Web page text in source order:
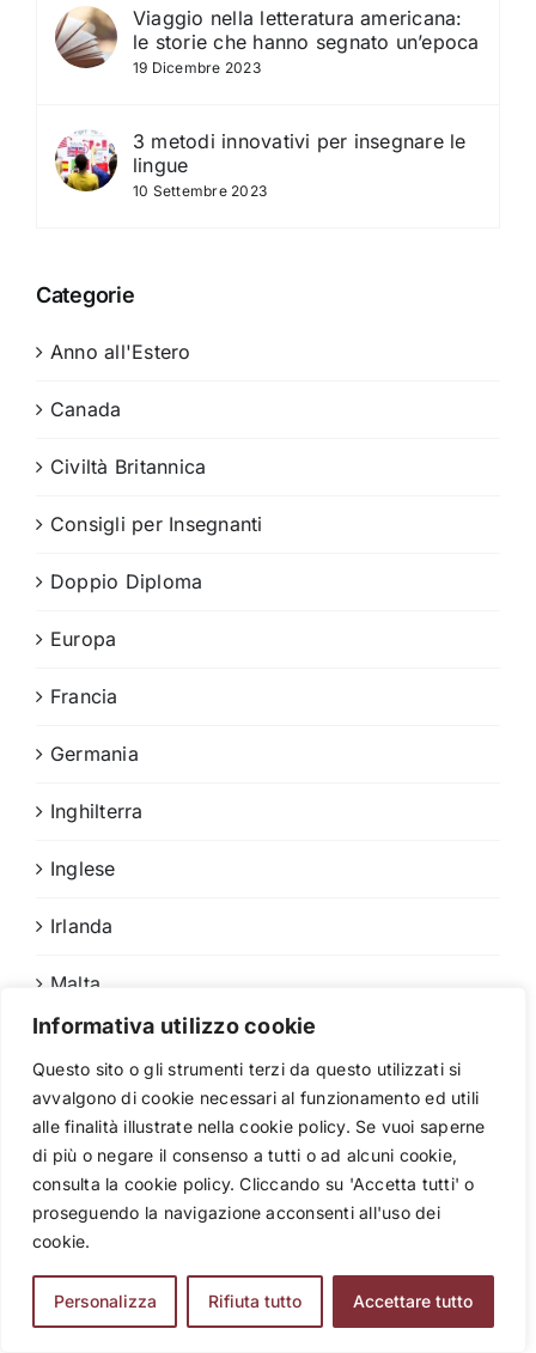
Informativa utilizzo cookie
Questo sito o gli strumenti terzi da questo utilizzati si
avvalgono di cookie necessari al funzionamento ed utili
alle finalità illustrate nella cookie policy. Se vuoi saperne
di più o negare il consenso a tutti o ad alcuni cookie,
consulta la cookie policy. Cliccando su 'Accetta tutti' o
proseguendo la navigazione acconsenti all'uso dei
cookie.
Personalizza Rifiuta tutto Accettare tutto
Viaggio nella letteratura americana:
le storie che hanno segnato un’epoca
19 Dicembre 2023
3 metodi innovativi per insegnare le
lingue
10 Settembre 2023
Categorie
Anno all'Estero
Canada
Civiltà Britannica
Consigli per Insegnanti
Doppio Diploma
Europa
Francia
Germania
Inghilterra
Inglese
Irlanda
Malta
News
Senza categoria
Spagna
Spagnolo
Stage Linguistici
Stati Uniti